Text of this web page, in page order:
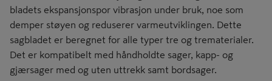
bladets ekspansjonspor vibrasjon under bruk, noe som
demper støyen og reduserer varmeutviklingen. Dette
sagbladet er beregnet for alle typer tre og trematerialer.
Det er kompatibelt med håndholdte sager, kapp- og
gjærsager med og uten uttrekk samt bordsager.